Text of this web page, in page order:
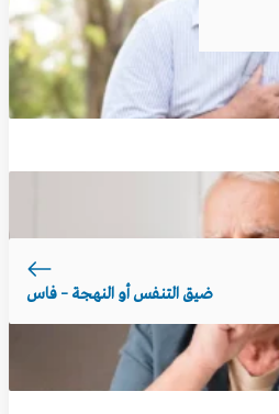
ضيق التنفس أو النهجة – فاس